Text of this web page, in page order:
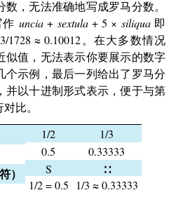
，无法准确地写成罗马分数。
uncia+ sextula+ 5 × siliqua即
1728 ≈ 0.10012。在大多数情况
似值，无法表示你要展示的数字
个示例，最后一列给出了罗马分
并以十进制形式表示，便于与第
比。
）
1/2
0.5
S
1/2 = 0.5
1/3
0.33333
∷
1/3 ≈ 0.33333